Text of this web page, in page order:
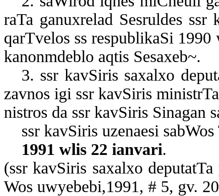
ra­Ta ga­nux­re­lad Ses­rul­des
qar­T­ve­los ss res­pub­li­ka­Si
ka­non­m­deb­lo aq­tis Se­sa­xeb~.
3. ssr kav­Si­ris sa­xal­xo
zav­nos igi ssr kav­Si­ris
nis­t­ros da ssr kav­Si­ris Si­na­gan
ssr kav­Si­ris uze­na­e­si
1991 wlis 22 ian­va­ri.
(ssr kav­Si­ris sa­xal­xo
Wos uw­ye­be­bi,1991, # 5, gv.